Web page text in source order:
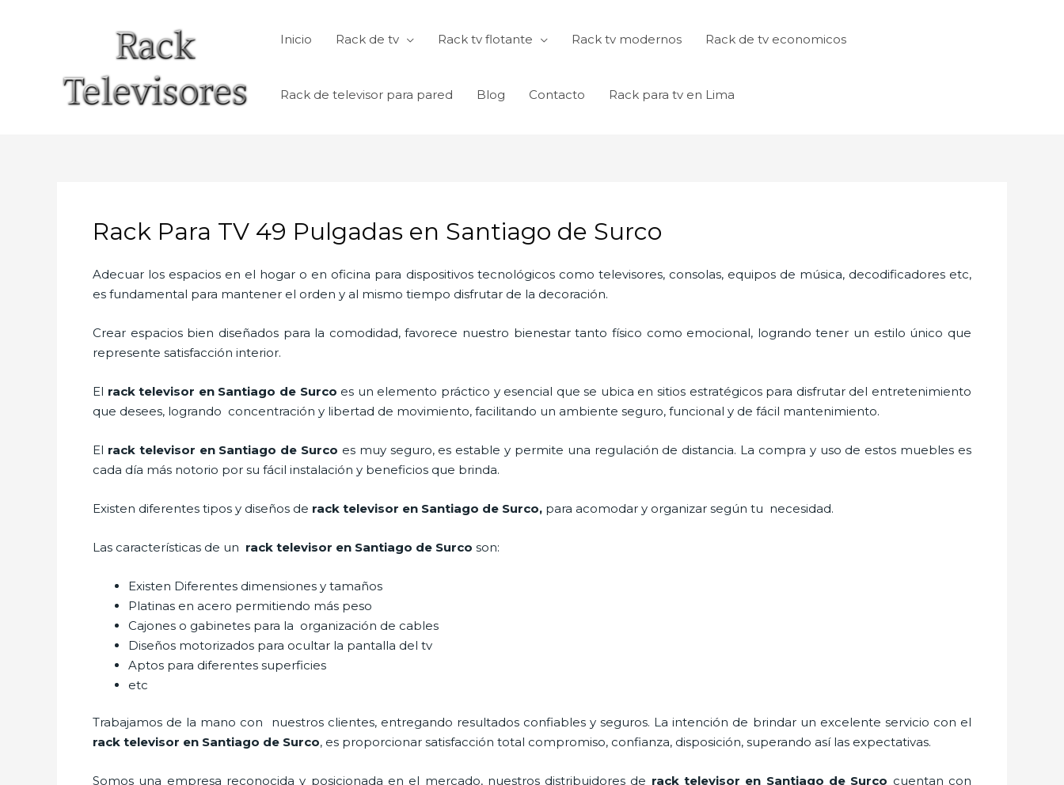
Inicio Rack de tv Rack tv flotante Rack tv modernos Rack de tv economicos
Rack de televisor para pared Blog Contacto Rack para tv en Lima
Rack Para TV 49 Pulgadas en Santiago de Surco
Adecuar los espacios en el hogar o en oficina para dispositivos tecnológicos como televisores, consolas, equipos de música, decodificadores etc,
es fundamental para mantener el orden y al mismo tiempo disfrutar de la decoración.
Crear espacios bien diseñados para la comodidad, favorece nuestro bienestar tanto físico como emocional, logrando tener un estilo único que
represente satisfacción interior.
El rack televisor en Santiago de Surco es un elemento práctico y esencial que se ubica en sitios estratégicos para disfrutar del entretenimiento
que desees, logrando concentración y libertad de movimiento, facilitando un ambiente seguro, funcional y de fácil mantenimiento.
El rack televisor en Santiago de Surco es muy seguro, es estable y permite una regulación de distancia. La compra y uso de estos muebles es
cada día más notorio por su fácil instalación y beneficios que brinda.
Existen diferentes tipos y diseños de rack televisor en Santiago de Surco, para acomodar y organizar según tu necesidad.
Las características de un rack televisor en Santiago de Surco son:
Existen Diferentes dimensiones y tamaños
Platinas en acero permitiendo más peso
Cajones o gabinetes para la organización de cables
Diseños motorizados para ocultar la pantalla del tv
Aptos para diferentes superficies
etc
Trabajamos de la mano con nuestros clientes, entregando resultados confiables y seguros. La intención de brindar un excelente servicio con el
rack televisor en Santiago de Surco, es proporcionar satisfacción total compromiso, confianza, disposición, superando así las expectativas.
Somos una empresa reconocida y posicionada en el mercado, nuestros distribuidores de rack televisor en Santiago de Surco cuentan con